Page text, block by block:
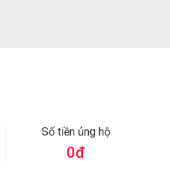
Số tiền ủng hộ
0đ